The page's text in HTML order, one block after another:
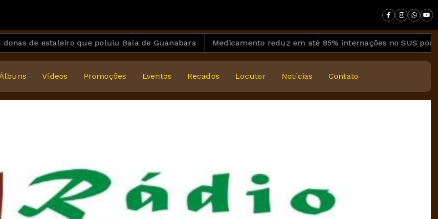
estaleiro que poluiu Baía de Guanabara Medicamento reduz em até 85% internações no SUS por fibrose
Vídeos Promoções Eventos Recados Locutor Notícias Contato